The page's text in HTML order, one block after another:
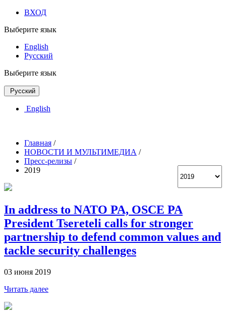
ВХОД
Выберите язык
English
Русский
Выберите язык
Русский
English
Главная /
НОВОСТИ И МУЛЬТИМЕДИА /
Пресс-релизы /
2019
In address to NATO PA, OSCE PA
President Tsereteli calls for stronger
partnership to defend common values and
tackle security challenges
03 июня 2019
Читать далее